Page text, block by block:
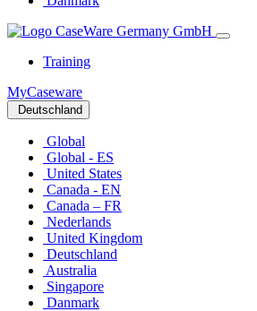
Training
MyCaseware
Deutschland
Global
Global - ES
United States
Canada - EN
Canada – FR
Nederlands
United Kingdom
Deutschland
Australia
Singapore
Danmark